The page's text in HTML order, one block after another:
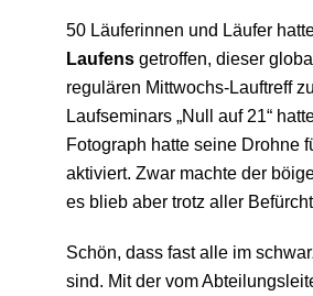
50 Läuferinnen und Läufer
Laufens getroffen, dieser
regulären Mittwochs-Lauftreff
Laufseminars „Null auf 21“
Fotograph hatte seine Drohne
aktiviert. Zwar machte der
es blieb aber trotz aller
Schön, dass fast alle im
sind. Mit der vom